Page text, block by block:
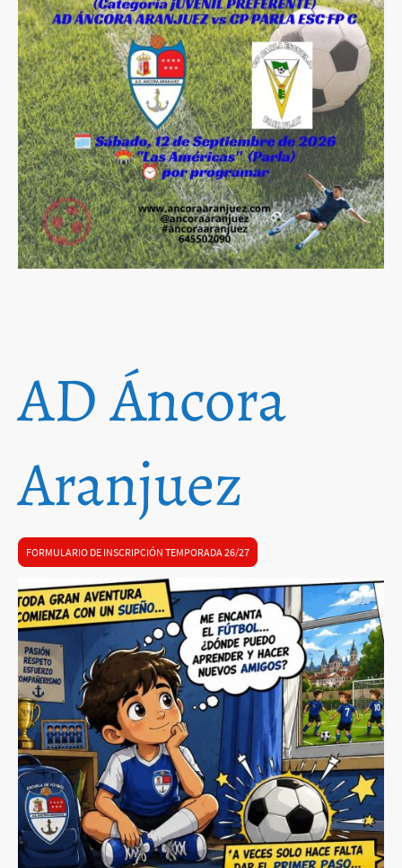
AD Áncora
Aranjuez
FORMULARIO DE INSCRIPCIÓN TEMPORADA 26/27